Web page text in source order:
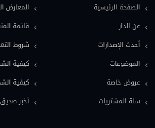
دولي خاص (13)
معاجم قانونية (11)
فلسفة قانون (9)
المعارض
قائمة
شروط
كيفية
كيفية
أخبر صديق
الصفحة الرئيسية
عن الدار
أحدث الإصدارات
الموضوعات
عروض خاصة
سلة المشتريات